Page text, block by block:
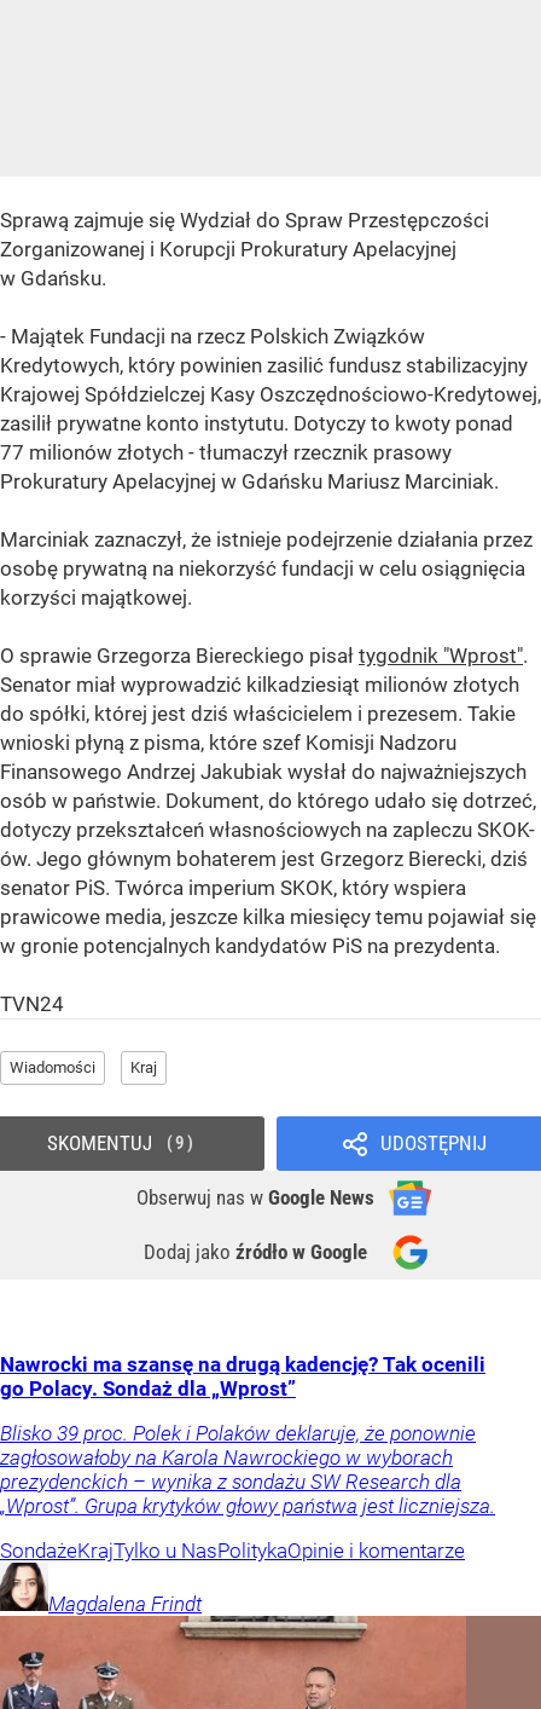
Sprawą zajmuje się Wydział do Spraw Przestępczości
Zorganizowanej i Korupcji Prokuratury Apelacyjnej
w Gdańsku.
- Majątek Fundacji na rzecz Polskich Związków
Kredytowych, który powinien zasilić fundusz stabilizacyjny
Krajowej Spółdzielczej Kasy Oszczędnościowo-Kredytowej,
zasilił prywatne konto instytutu. Dotyczy to kwoty ponad
77 milionów złotych - tłumaczył rzecznik prasowy
Prokuratury Apelacyjnej w Gdańsku Mariusz Marciniak.
Marciniak zaznaczył, że istnieje podejrzenie działania przez
osobę prywatną na niekorzyść fundacji w celu osiągnięcia
korzyści majątkowej.
O sprawie Grzegorza Biereckiego pisał tygodnik "Wprost".
Senator miał wyprowadzić kilkadziesiąt milionów złotych
do spółki, której jest dziś właścicielem i prezesem. Takie
wnioski płyną z pisma, które szef Komisji Nadzoru
Finansowego Andrzej Jakubiak wysłał do najważniejszych
osób w państwie. Dokument, do którego udało się dotrzeć,
dotyczy przekształceń własnościowych na zapleczu SKOK-
ów. Jego głównym bohaterem jest Grzegorz Bierecki, dziś
senator PiS. Twórca imperium SKOK, który wspiera
prawicowe media, jeszcze kilka miesięcy temu pojawiał się
w gronie potencjalnych kandydatów PiS na prezydenta.
TVN24
Wiadomości Kraj
UDOSTĘPNIJ
Obserwuj nas w Google News
Dodaj jako źródło w Google
SKOMENTUJ 9
Nawrocki ma szansę na drugą kadencję? Tak ocenili
go Polacy. Sondaż dla „Wprost”
Blisko 39 proc. Polek i Polaków deklaruje, że ponownie
zagłosowałoby na Karola Nawrockiego w wyborach
prezydenckich – wynika z sondażu SW Research dla
„Wprost”. Grupa krytyków głowy państwa jest liczniejsza.
SondażeKrajTylko u NasPolitykaOpinie i komentarze
Magdalena Frindt